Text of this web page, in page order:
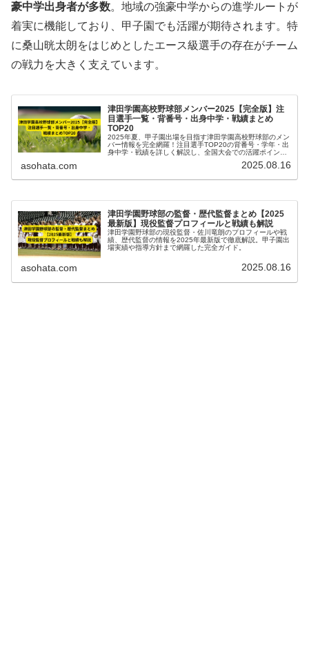
豪中学出身者が多数。地域の強豪中学からの進学ルートが
着実に機能しており、甲子園でも活躍が期待されます。特
に桑山晄太朗をはじめとしたエース級選手の存在がチーム
の戦力を大きく支えています。
津田学園高校野球部メンバー2025【完全版】注
目選手一覧・背番号・出身中学・戦績まとめ
TOP20
2025年夏、甲子園出場を目指す津田学園高校野球部のメン
バー情報を完全網羅！注目選手TOP20の背番号・学年・出
身中学・戦績を詳しく解説し、全国大会での活躍ポイント
asohata.com 2025.08.16
津田学園野球部の監督・歴代監督まとめ【2025
最新版】現役監督プロフィールと戦績も解説
津田学園野球部の現役監督・佐川竜朗のプロフィールや戦
績、歴代監督の情報を2025年最新版で徹底解説。甲子園出
場実績や指導方針まで網羅した完全ガイド。
asohata.com 2025.08.16